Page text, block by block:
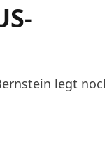
legt